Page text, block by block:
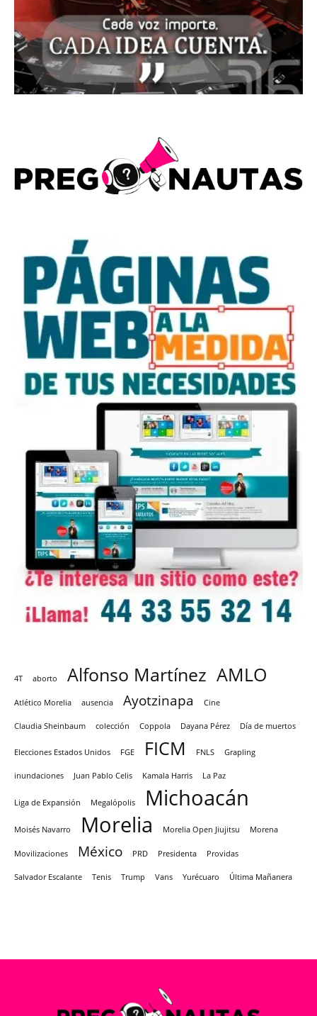
4T aborto Alfonso Martínez AMLO
Atlético Morelia ausencia Ayotzinapa Cine
Claudia Sheinbaum colección Coppola Dayana Pérez Día de muertos
Elecciones Estados Unidos FGE FICM FNLS Grapling
inundaciones Juan Pablo Celis Kamala Harris La Paz
Liga de Expansión Megalópolis Michoacán
Moisés Navarro Morelia Morelia Open Jiujitsu Morena
Movilizaciones México PRD Presidenta Providas
Salvador Escalante Tenis Trump Vans Yurécuaro Última Mañanera